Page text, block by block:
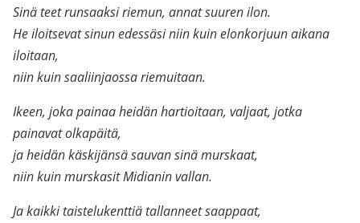
Sinä teet runsaaksi riemun, annat suuren ilon.
He iloitsevat sinun edessäsi niin kuin elonkorjuun aikana
iloitaan,
niin kuin saaliinjaossa riemuitaan.
Ikeen, joka painaa heidän hartioitaan, valjaat, jotka
painavat olkapäitä,
ja heidän käskijänsä sauvan sinä murskaat,
niin kuin murskasit Midianin vallan.
Ja kaikki taistelukenttiä tallanneet saappaat,